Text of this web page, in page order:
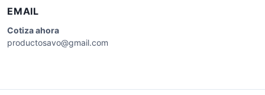
EMAIL
Cotizaahora
productosavo@gmail.com